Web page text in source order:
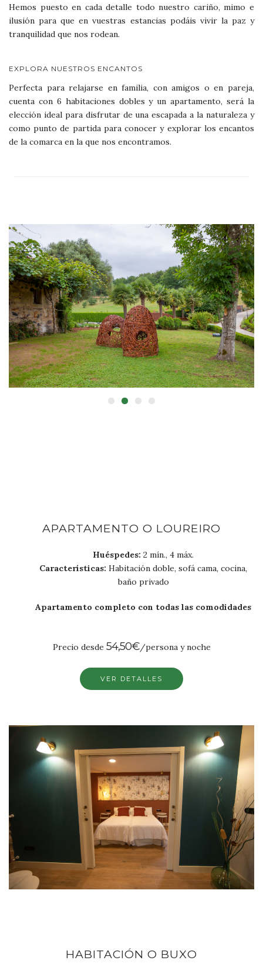
Hemos puesto en cada detalle todo nuestro cariño, mimo e
ilusión para que en vuestras estancias podáis vivir la paz y
tranquilidad que nos rodean.
EXPLORA NUESTROS ENCANTOS
Perfecta para relajarse en familia, con amigos o en pareja,
cuenta con 6 habitaciones dobles y un apartamento, será la
elección ideal para disfrutar de una escapada a la naturaleza y
como punto de partida para conocer y explorar los encantos
de la comarca en la que nos encontramos.
APARTAMENTO O LOUREIRO
Huéspedes: 2 mín., 4 máx.
Características: Habitación doble, sofá cama, cocina,
baño privado
Apartamento completo con todas las comodidades
Precio desde 54,50€/persona y noche
VER DETALLES
HABITACIÓN O BUXO